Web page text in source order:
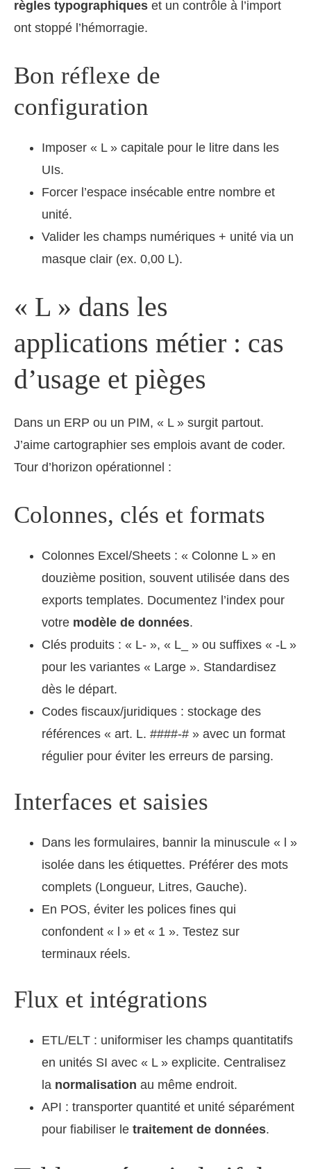
règles typographiques et un contrôle à l’import
ont stoppé l’hémorragie.
Bon réflexe de
configuration
Imposer « L » capitale pour le litre dans les
UIs.
Forcer l’espace insécable entre nombre et
unité.
Valider les champs numériques + unité via un
masque clair (ex. 0,00 L).
« L » dans les
applications métier : cas
d’usage et pièges
Dans un ERP ou un PIM, « L » surgit partout.
J’aime cartographier ses emplois avant de coder.
Tour d’horizon opérationnel :
Colonnes, clés et formats
Colonnes Excel/Sheets : « Colonne L » en
douzième position, souvent utilisée dans des
exports templates. Documentez l’index pour
votre modèle de données.
Clés produits : « L- », « L_ » ou suffixes « -L »
pour les variantes « Large ». Standardisez
dès le départ.
Codes fiscaux/juridiques : stockage des
références « art. L. ####-# » avec un format
régulier pour éviter les erreurs de parsing.
Interfaces et saisies
Dans les formulaires, bannir la minuscule « l »
isolée dans les étiquettes. Préférer des mots
complets (Longueur, Litres, Gauche).
En POS, éviter les polices fines qui
confondent « l » et « 1 ». Testez sur
terminaux réels.
Flux et intégrations
ETL/ELT : uniformiser les champs quantitatifs
en unités SI avec « L » explicite. Centralisez
la normalisation au même endroit.
API : transporter quantité et unité séparément
pour fiabiliser le traitement de données.